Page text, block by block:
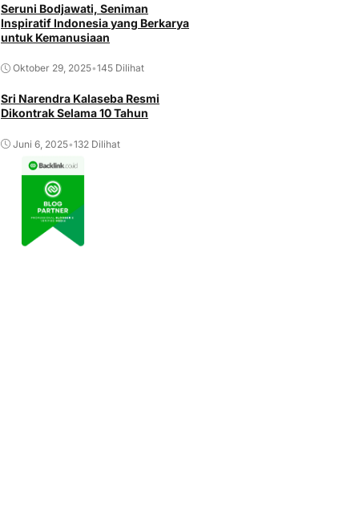
Seruni Bodjawati, Seniman
Inspiratif Indonesia yang Berkarya
untuk Kemanusiaan
Oktober 29, 2025•145 Dilihat
Sri Narendra Kalaseba Resmi
Dikontrak Selama 10 Tahun
Juni 6, 2025•132 Dilihat